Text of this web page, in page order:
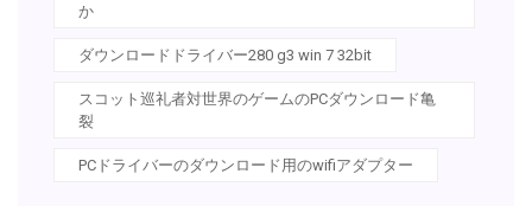
か
ダウンロードドライバー280 g3 win 7 32bit
スコット巡礼者対世界のゲームのPCダウンロード亀
裂
PCドライバーのダウンロード用のwifiアダプター